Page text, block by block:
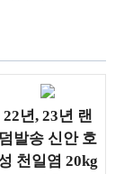
22년, 23년 랜
덤발송 신안 호
천일염 20kg